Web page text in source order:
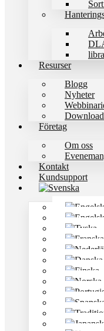
Resurser
Blogg
Nyheter
Företag
Om oss
Kontakt
Kundsupport